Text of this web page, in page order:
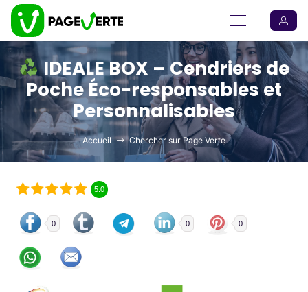
IDEALE BOX – Cendriers de
Poche Éco-responsables et
Personnalisables
Accueil Chercher sur Page Verte
5.0
0 0 0